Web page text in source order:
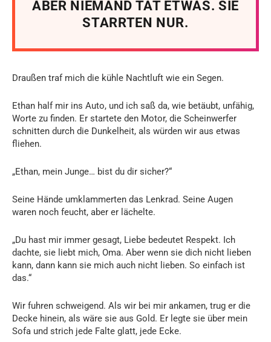
ABER NIEMAND TAT ETWAS. SIE
STARRTEN NUR.
Draußen traf mich die kühle Nachtluft wie ein Segen.
Ethan half mir ins Auto, und ich saß da, wie betäubt, unfähig,
Worte zu finden. Er startete den Motor, die Scheinwerfer
schnitten durch die Dunkelheit, als würden wir aus etwas
fliehen.
„Ethan, mein Junge… bist du dir sicher?“
Seine Hände umklammerten das Lenkrad. Seine Augen
waren noch feucht, aber er lächelte.
„Du hast mir immer gesagt, Liebe bedeutet Respekt. Ich
dachte, sie liebt mich, Oma. Aber wenn sie dich nicht lieben
kann, dann kann sie mich auch nicht lieben. So einfach ist
das.“
Wir fuhren schweigend. Als wir bei mir ankamen, trug er die
Decke hinein, als wäre sie aus Gold. Er legte sie über mein
Sofa und strich jede Falte glatt, jede Ecke.